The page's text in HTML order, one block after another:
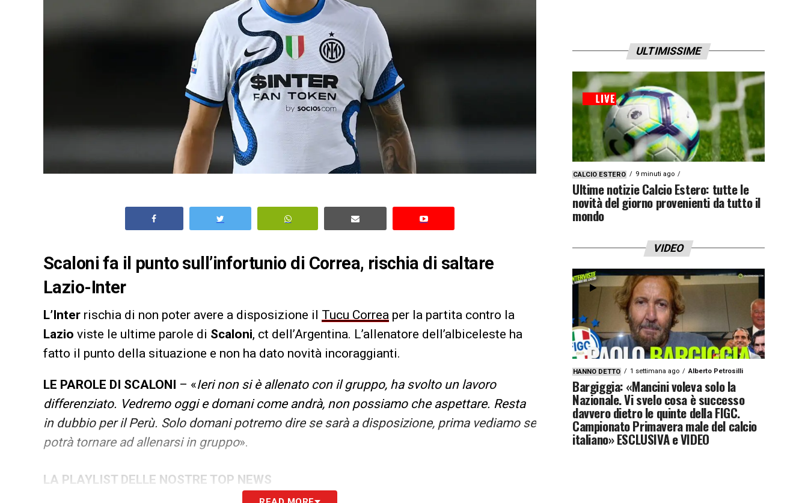
Scaloni fa il punto sull’infortunio di Correa, rischia di saltare
Lazio-Inter
L’Inter rischia di non poter avere a disposizione il Tucu Correa per la partita contro la
Lazio viste le ultime parole di Scaloni, ct dell’Argentina. L’allenatore dell’albiceleste ha
fatto il punto della situazione e non ha dato novità incoraggianti.
LE PAROLE DI SCALONI – «Ieri non si è allenato con il gruppo, ha svolto un lavoro
differenziato. Vedremo oggi e domani come andrà, non possiamo che aspettare. Resta
in dubbio per il Perù. Solo domani potremo dire se sarà a disposizione, prima vediamo se
potrà tornare ad allenarsi in gruppo».
LA PLAYLIST DELLE NOSTRE TOP NEWS
ULTIMISSIME
CALCIO ESTERO 9 minuti ago
Ultime notizie Calcio Estero: tutte le
novità del giorno provenienti da tutto il
mondo
VIDEO
HANNO DETTO 1 settimana ago Alberto Petrosilli
Bargiggia: «Mancini voleva solo la
Nazionale. Vi svelo cosa è successo
davvero dietro le quinte della FIGC.
Campionato Primavera male del calcio
italiano» ESCLUSIVA e VIDEO